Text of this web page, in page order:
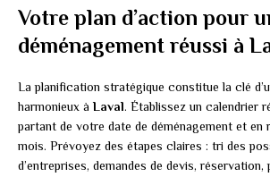
Votre plan d’action pour
déménagement réussi à
La planification stratégique constitue la clé
harmonieux àLaval. Établissez un calendrier
partant de votre date de déménagement et en
mois. Prévoyez des étapes claires : tri des
d’entreprises, demandes de devis, réservation,